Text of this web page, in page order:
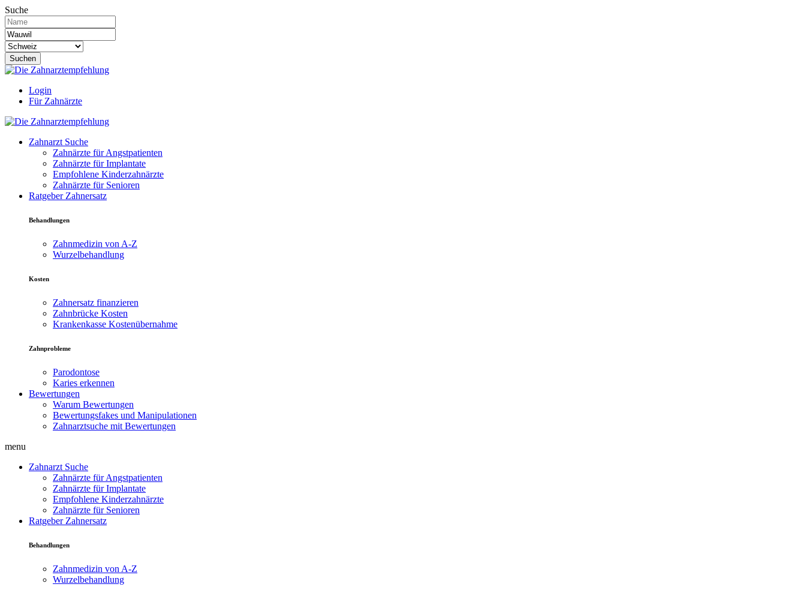
Suche
Suchen
Login
Für Zahnärzte
Zahnarzt Suche
Zahnärzte für Angstpatienten
Zahnärzte für Implantate
Empfohlene Kinderzahnärzte
Zahnärzte für Senioren
Ratgeber Zahnersatz
Behandlungen
Zahnmedizin von A-Z
Wurzelbehandlung
Kosten
Zahnersatz finanzieren
Zahnbrücke Kosten
Krankenkasse Kostenübernahme
Zahnprobleme
Parodontose
Karies erkennen
Bewertungen
Warum Bewertungen
Bewertungsfakes und Manipulationen
Zahnarztsuche mit Bewertungen
menu
Zahnarzt Suche
Zahnärzte für Angstpatienten
Zahnärzte für Implantate
Empfohlene Kinderzahnärzte
Zahnärzte für Senioren
Ratgeber Zahnersatz
Behandlungen
Zahnmedizin von A-Z
Wurzelbehandlung